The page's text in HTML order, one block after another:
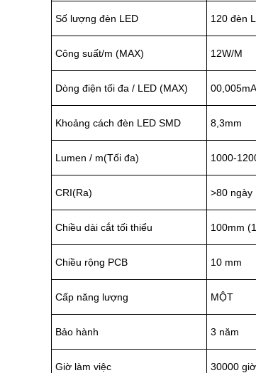
Số lượng đèn LED 120 đèn
Công suất/m (MAX) 12W/M
Dòng điện tối đa / LED (MAX) 00,005mA
Khoảng cách đèn LED SMD 8,3mm
Lumen / m(Tối đa) 1000-
CRI(Ra) >80 ngày
Chiều dài cắt tối thiểu 100mm
Chiều rộng PCB 10 mm
Cấp năng lượng MỘT
Bảo hành 3 năm
Giờ làm việc 30000 giờ